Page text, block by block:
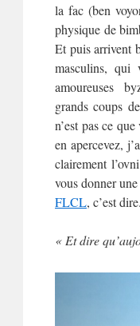
la fac (ben
physique de
Et puis arrivent
masculins, qui
amoureuses
grands coups
n’est pas ce
en apercevez,
clairement
vous donner
FLCL, c’est dire.
« Et dire